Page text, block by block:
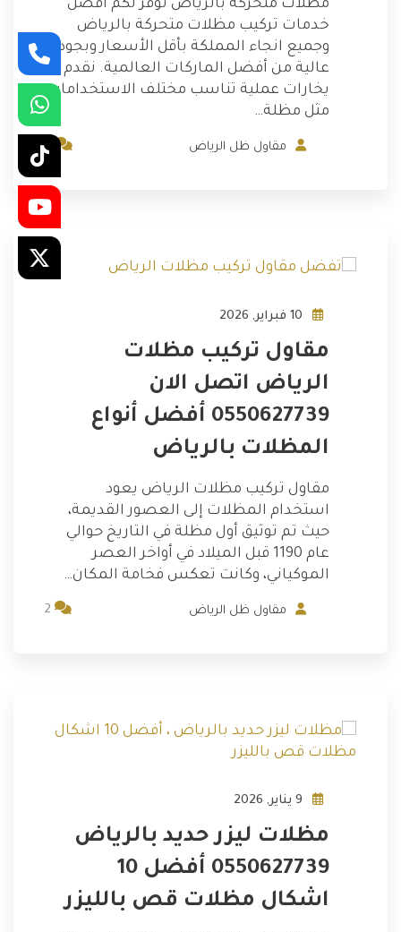
مظلات متحركة بالرياض نوفر لكم أفضل
خدمات تركيب مظلات متحركة بالرياض
وجميع انجاء المملكة بأقل الأسعار وبجودة
عالية من أفضل الماركات العالمية. نقدم
يخارات عملية تناسب مختلف الاستخدامات
مثل مظلة…
مقاول ظل الرياض
مقاول تركيب مظلات
الرياض اتصل الان
0550627739 أفضل أنواع
المظلات بالرياض
مقاول تركيب مظلات الرياض يعود
استخدام المظلات إلى العصور القديمة،
حيث تم توثيق أول مظلة في التاريخ حوالي
عام 1190 قبل الميلاد في أواخر العصر
الموكياني، وكانت تعكس فخامة المكان…
مقاول ظل الرياض
مظلات ليزر حديد بالرياض
0550627739 أفضل 10
اشكال مظلات قص بالليزر